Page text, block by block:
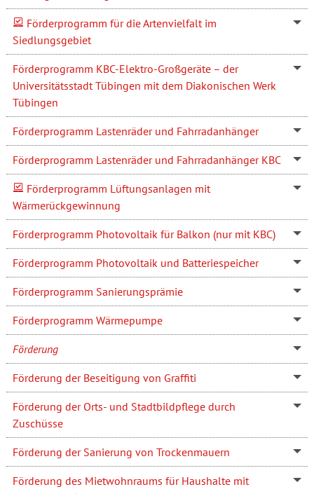
Förderprogramm für die Artenvielfalt im
Siedlungsgebiet
Förderprogramm KBC-Elektro-Großgeräte – der
Universitätsstadt Tübingen mit dem Diakonischen Werk
Tübingen
Förderprogramm Lastenräder und Fahrradanhänger
Förderprogramm Lastenräder und Fahrradanhänger KBC
Förderprogramm Lüftungsanlagen mit
Wärmerückgewinnung
Förderprogramm Photovoltaik für Balkon (nur mit KBC)
Förderprogramm Photovoltaik und Batteriespeicher
Förderprogramm Sanierungsprämie
Förderprogramm Wärmepumpe
Förderung
Förderung der Beseitigung von Graffiti
Förderung der Orts- und Stadtbildpflege durch
Zuschüsse
Förderung der Sanierung von Trockenmauern
Förderung des Mietwohnraums für Haushalte mit